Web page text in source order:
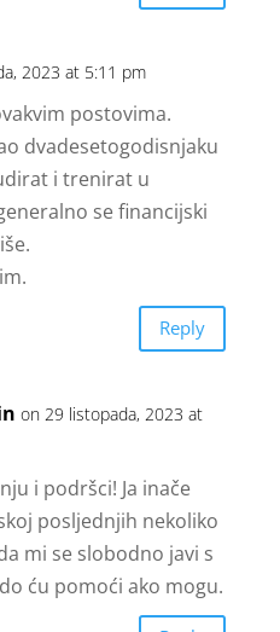
2023 at 5:11 pm
postovima.
dvadesetogodisnjaku
i trenirat u
se financijski
Reply
on 29 listopada, 2023 at
i podršci! Ja inače
posljednjih nekoliko
mi se slobodno javi s
ću pomoći ako mogu.